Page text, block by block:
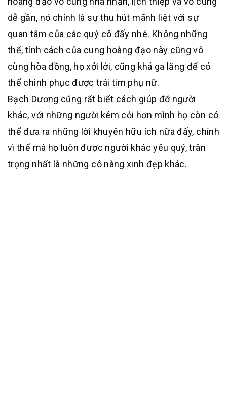
dễ gần, nó chính là sự thu hút mãnh liệt với sự
quan tâm của các quý cô đấy nhé. Không những
thế, tính cách của cung hoàng đạo này cũng vô
cùng hòa đồng, họ xởi lởi, cũng khá ga lăng để có
thể chinh phục được trái tim phụ nữ.
Bạch Dương cũng rất biết cách giúp đỡ người
khác, với những người kém cỏi hơn mình họ còn có
thể đưa ra những lời khuyên hữu ích nữa đấy, chính
vì thế mà họ luôn được người khác yêu quý, trân
trọng nhất là những cô nàng xinh đẹp khác.